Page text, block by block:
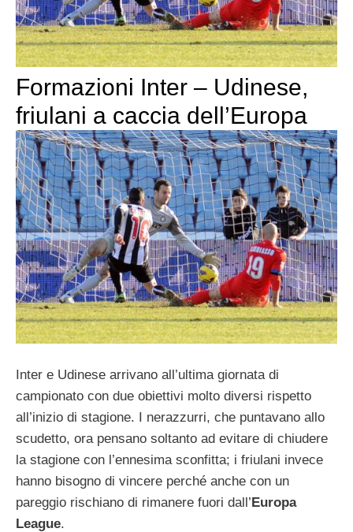
Formazioni Inter – Udinese,
friulani a caccia dell’Europa
Inter e Udinese arrivano all’ultima giornata di
campionato con due obiettivi molto diversi rispetto
all’inizio di stagione. I nerazzurri, che puntavano allo
scudetto, ora pensano soltanto ad evitare di chiudere
la stagione con l’ennesima sconfitta; i friulani invece
hanno bisogno di vincere perché anche con un
pareggio rischiano di rimanere fuori dall’Europa
League.